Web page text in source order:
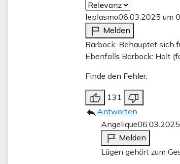
leplasmo06.03.2025 um
Melden
Bärbock: Behauptet sich
Ebenfalls Bärbock: Holt
Finde den Fehler.
131
Antworten
Angelique
Melden
Lügen gehört zum